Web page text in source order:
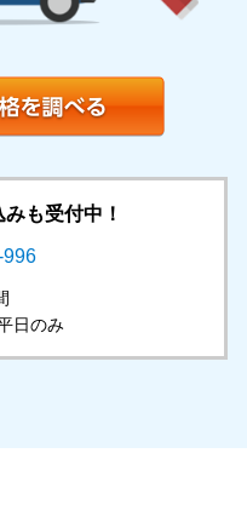
も受付中！
996
日のみ